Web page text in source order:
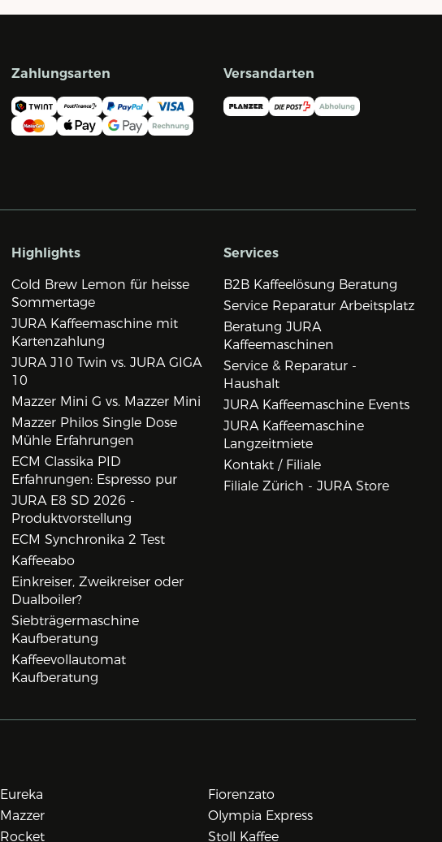
Zahlungsarten Versandarten
Highlights
Cold Brew Lemon für heisse
Sommertage
JURA Kaffeemaschine mit
Kartenzahlung
JURA J10 Twin vs. JURA GIGA
10
Mazzer Mini G vs. Mazzer Mini
Mazzer Philos Single Dose
Mühle Erfahrungen
ECM Classika PID
Erfahrungen: Espresso pur
JURA E8 SD 2026 -
Produktvorstellung
ECM Synchronika 2 Test
Kaffeeabo
Einkreiser, Zweikreiser oder
Dualboiler?
Siebträgermaschine
Kaufberatung
Kaffeevollautomat
Kaufberatung
Services
B2B Kaffeelösung Beratung
Service Reparatur Arbeitsplatz
Beratung JURA
Kaffeemaschinen
Service & Reparatur -
Haushalt
JURA Kaffeemaschine Events
JURA Kaffeemaschine
Langzeitmiete
Kontakt / Filiale
Filiale Zürich - JURA Store
Eureka
Fiorenzato
Mazzer
Olympia Express
Rocket Stoll Kaffee